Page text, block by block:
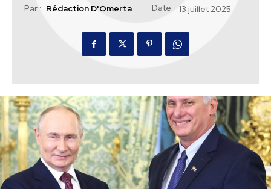
Par : Rédaction D'Omerta Date: 13 juillet 2025